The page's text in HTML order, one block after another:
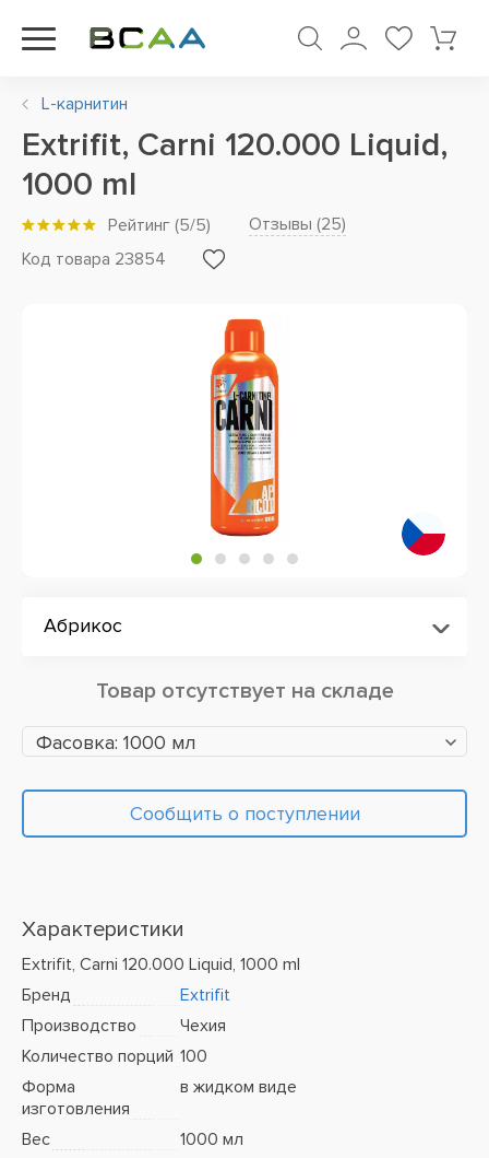
L-карнитин
Extrifit, Carni 120.000 Liquid,
1000 ml
Рейтинг (5/5) Отзывы (25)
Код товара 23854
Абрикос
Товар отсутствует на складе
Фасовка: 1000 мл
Сообщить о поступлении
Характеристики
Extrifit, Carni 120.000 Liquid, 1000 ml
Бренд
Extrifit
Производство
Чехия
Количество порций 100
Форма
изготовления
в жидком виде
Вес
1000 мл